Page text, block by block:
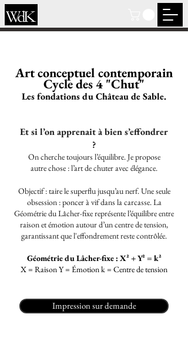
Art conceptuel contemporain
Cycle des 4 "Chut"
Les fondations du Château de Sable.
Et si l’on apprenait à bien s’effondrer
?
On cherche toujours l’équilibre. Je propose
autre chose : l’art de chuter avec élégance.
Objectif : taire le superflu jusqu’au nerf. Une seule
obsession : poncer à vif dans la carcasse. La
Géométrie du Lâcher-fixe représente l’équilibre entre
raison et émotion autour d’un centre de tension,
garantissant que l'effondrement reste contrôlée.
Géométrie du Lâcher-fixe : X² + Y² = k²
X = Raison Y = Émotion k = Centre de tension
Impression sur demande